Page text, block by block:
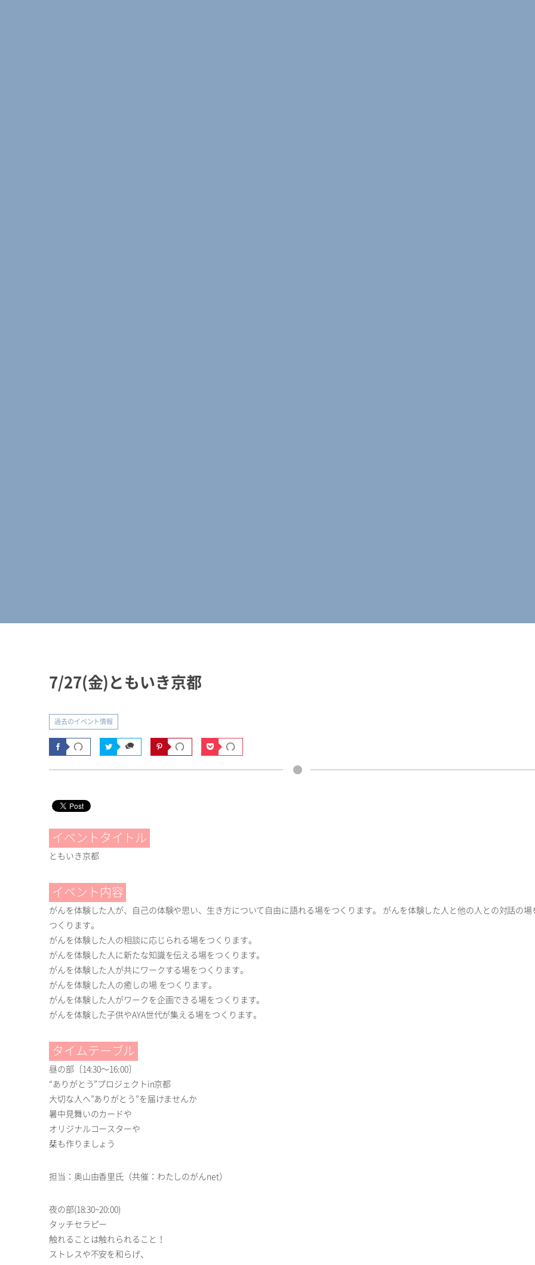
7/27(金)ともいき京都
過去のイベント情報
イベントタイトル
ともいき京都
イベント内容
がんを体験した人が、自己の体験や思い、生き方について自由に語れる場をつくります。 がんを体験した人と他の人との対話の場
つくります。
がんを体験した人の相談に応じられる場をつくります。
がんを体験した人に新たな知識を伝える場をつくります。
がんを体験した人が共にワークする場をつくります。
がんを体験した人の癒しの場 をつくります。
がんを体験した人がワークを企画できる場をつくります。
がんを体験した子供やAYA世代が集える場をつくります。
タイムテーブル
昼の部〔14:30～16:00〕
“ありがとう”プロジェクトin京都
大切な人へ”ありがとう”を届けませんか
暑中見舞いのカードや
オリジナルコースターや
栞も作りましょう
担当：奥山由香里氏（共催：わたしのがんnet）
夜の部(18:30~20:00)
タッチセラピー
触れることは触れられること！
ストレスや不安を和らげ、